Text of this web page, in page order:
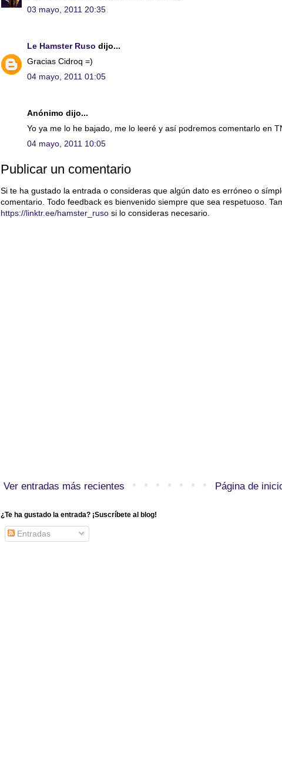
03 mayo, 2011 20:35
Le Hamster Ruso dijo...
Gracias Cidroq =)
04 mayo, 2011 01:05
Anónimo dijo...
Yo ya me lo he bajado, me lo leeré y así podremos comentarlo en
04 mayo, 2011 10:05
Publicar un comentario
Si te ha gustado la entrada o consideras que algún dato es erróneo o
comentario. Todo feedback es bienvenido siempre que sea respetuoso.
https://linktr.ee/hamster_ruso si lo consideras necesario.
Ver entradas más recientes Página de
¿Te ha gustado la entrada? ¡Suscríbete al blog!
Entradas